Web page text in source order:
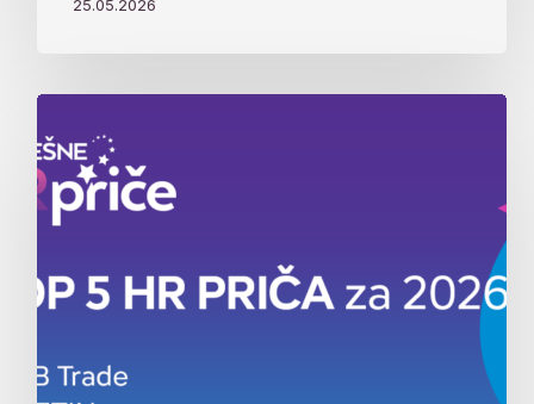
25.05.2026
iz
HR
sveta:
Ovo
TOP
priča